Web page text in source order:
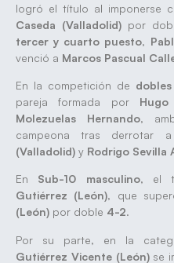
logró el título al imponerse
Caseda (Valladolid)por
tercer y cuarto puesto,
venció a Marcos Pascual
En la competición de
pareja formada por
Molezuelas Hernando,
campeona tras derrotar
(Valladolid) y Rodrigo Sevilla
En Sub-10 masculino, el
Gutiérrez (León), que
(León) por doble 4-2.
Por su parte, en la
Gutiérrez Vicente (León)se